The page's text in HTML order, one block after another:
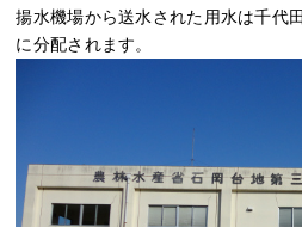
揚水機場から送水された用水は千代
に分配されます。